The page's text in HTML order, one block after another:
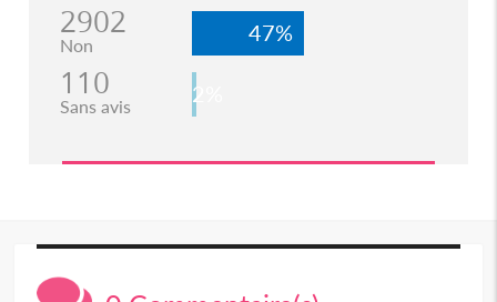
2902
Non 47%
110
Sans avis 2%